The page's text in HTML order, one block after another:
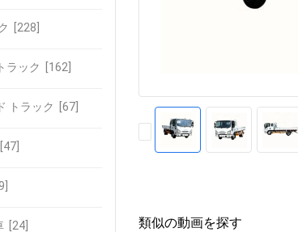
[228]
ラック [162]
トラック [67]
[47]
[24] 類似の動画を探す